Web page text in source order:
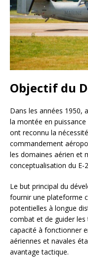
Objectif du
Dans les années 1950,
la montée en
ont reconnu la
commandement
les domaines aérien et
conceptualisation du E-
Le but principal du
fournir une plateforme
potentielles à longue
combat et de guider les
capacité à fonctionner
aériennes et navales
avantage tactique.